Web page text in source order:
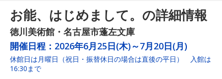
お能、はじめまして。の詳細情報
徳川美術館・名古屋市蓬左文庫
開催日程： 2026年6月25日(木)～7月20日(月)
休館日は月曜日（祝日・振替休日の場合は直後の平日） 入館は
16:30まで